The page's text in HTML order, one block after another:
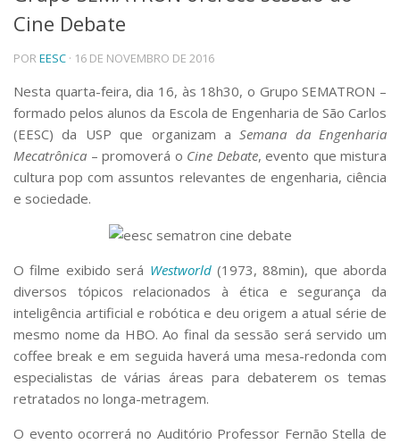
Telefones e Mapas
Pessoas
Ensino
Graduação
Pós-Graduação
Educação a distância
Cursos de Extensão
Pesquisa e Inovação
Linhas de Pesquisa
Pós-doutorado
Transferência de Tecnologia
Empresas Juniores
Extensão à Comunidade
Projetos, Programas e Cursos
Artes, Cultura e Esportes
Museus e Espaços Interativos
Serviços
Bibliotecas
Cine Debate
POREESC · 16 DE NOVEMBRO DE 2016
Nesta quarta-feira, dia 16, às 18h30, o Grupo SEMATRON –
formado pelos alunos da Escola de Engenharia de São Carlos
(EESC) da USP que organizam aSemana da Engenharia
Mecatrônica – promoverá o Cine Debate, evento que mistura
cultura pop com assuntos relevantes de engenharia, ciência
e sociedade.
O filme exibido será Westworld (1973, 88min), que aborda
diversos tópicos relacionados à ética e segurança da
inteligência artificial e robótica e deu origem a atual série de
mesmo nome da HBO. Ao final da sessão será servido um
coffee break e em seguida haverá uma mesa-redonda com
especialistas de várias áreas para debaterem os temas
retratados no longa-metragem.
O evento ocorrerá no Auditório Professor Fernão Stella de